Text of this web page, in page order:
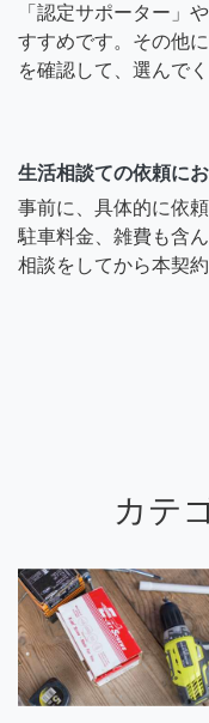
「認定サポーター」
すすめです。その他
を確認して、選んでく
生活相談ての依頼に
事前に、具体的に依
駐車料金、雑費も含
相談をしてから本契
カテ